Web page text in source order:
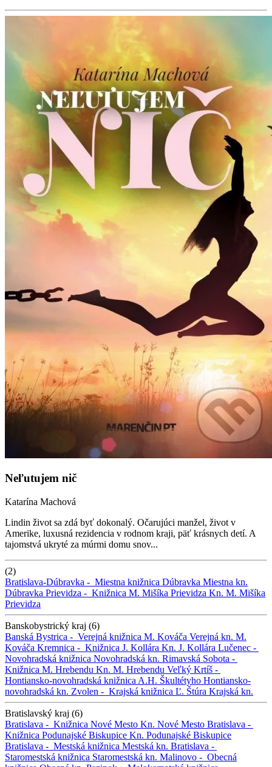
Neľutujem nič
Katarína Machová
Lindin život sa zdá byť dokonalý. Očarujúci manžel, život v
Amerike, luxusná rezidencia v rodnom kraji, päť krásnych detí. A
tajomstvá ukryté za múrmi domu snov...
(2)
Bratislava-Dúbravka - Miestna knižnica Dúbravka Miestna kn.
Dúbravka Prievidza - Knižnica M. Mišíka Prievidza Kn. M. Mišíka
Prievidza
Banskobystrický kraj (6)
Banská Bystrica - Verejná knižnica M. Kováča Verejná kn. M.
Kováča Kremnica - Knižnica J. Kollára Kn. J. Kollára Lučenec -
Novohradská knižnica Novohradská kn. Rimavská Sobota -
Knižnica M. Hrebendu Kn. M. Hrebendu Veľký Krtíš -
Hontiansko-novohradská knižnica A.H. Škultétyho Hontiansko-
novohradská kn. Zvolen - Krajská knižnica Ľ. Štúra Krajská kn.
Bratislavský kraj (6)
Bratislava - Knižnica Nové Mesto Kn. Nové Mesto Bratislava -
Knižnica Podunajské Biskupice Kn. Podunajské Biskupice
Bratislava - Mestská knižnica Mestská kn. Bratislava -
Staromestská knižnica Staromestská kn. Malinovo - Obecná